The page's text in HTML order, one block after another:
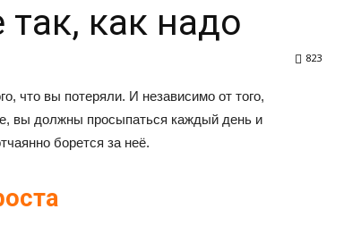
так, как надо
823
что вы потеряли. И независимо от того,
вы должны просыпаться каждый день и
борется за неё.